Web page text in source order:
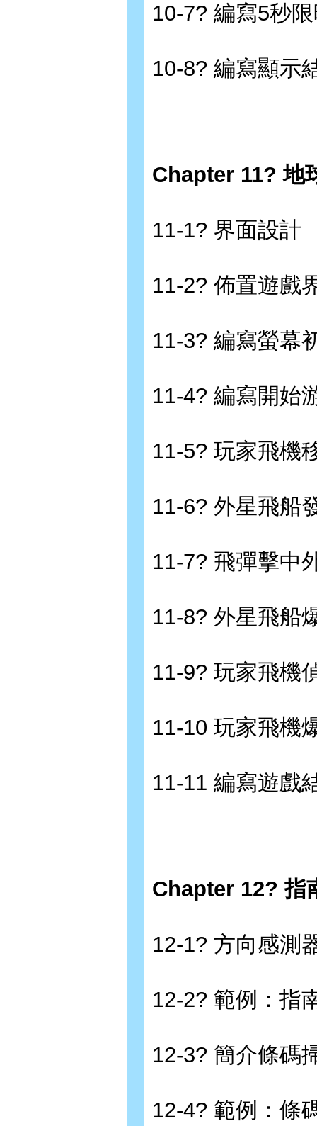
10-7? 編寫5秒
10-8? 編寫顯示
Chapter 11? 地
11-1? 界面設計
11-2? 佈置遊戲
11-3? 編寫螢幕
11-4? 編寫開始
11-5? 玩家飛機
11-6? 外星飛船
11-7? 飛彈擊中
11-8? 外星飛船
11-9? 玩家飛機
11-10 玩家飛機
11-11 編寫遊戲
Chapter 12? 指
12-1? 方向感測
12-2? 範例：指
12-3? 簡介條碼
12-4? 範例：條